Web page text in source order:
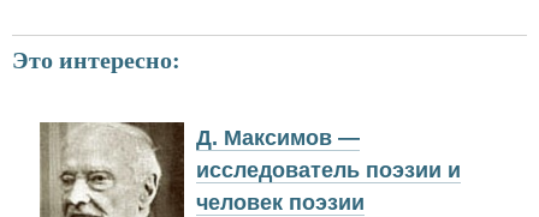
Это интересно:
Д. Максимов —
исследователь поэзии и
человек поэзии